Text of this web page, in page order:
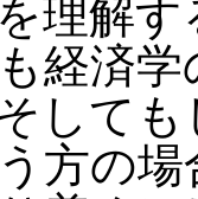
理解す
経済
して
方の